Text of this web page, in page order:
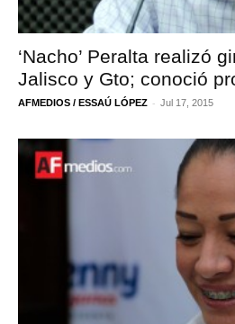
‘Nacho’ Peralta realizó
Jalisco y Gto; conoció
AFMEDIOS / ESSAÚ LÓPEZ - Jul 17, 2015